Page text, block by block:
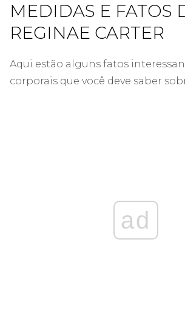
MEDIDAS E FATOS
REGINAE CARTER
Aqui estão alguns fatos
corporais que você deve saber
ad